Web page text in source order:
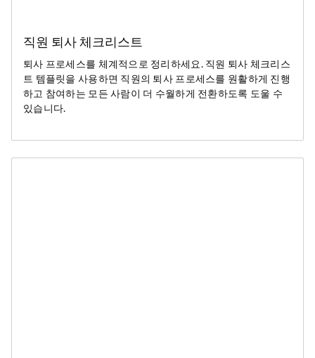
직원 퇴사 체크리스트
퇴사 프로세스를 체계적으로 정리하세요. 직원 퇴사 체크리스
트 템플릿을 사용하면 직원의 퇴사 프로세스를 원활하게 진행
하고 참여하는 모든 사람이 더 수월하게 전환하도록 도울 수
있습니다.